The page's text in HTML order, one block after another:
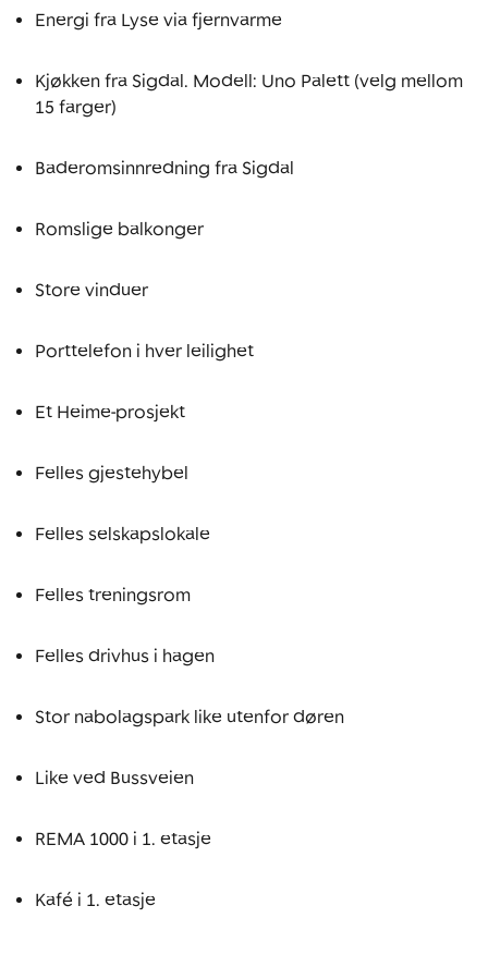
Energi fra Lyse via fjernvarme
Kjøkken fra Sigdal. Modell: Uno Palett (velg mellom
15 farger)
Baderomsinnredning fra Sigdal
Romslige balkonger
Store vinduer
Porttelefon i hver leilighet
Et Heime-prosjekt
Felles gjestehybel
Felles selskapslokale
Felles treningsrom
Felles drivhus i hagen
Stor nabolagspark like utenfor døren
Like ved Bussveien
REMA 1000 i 1. etasje
Kafé i 1. etasje